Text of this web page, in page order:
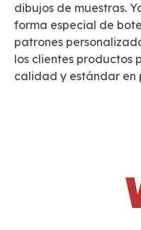
dibujos de muestras.
forma especial de
patrones
los clientes productos
calidad y estándar en